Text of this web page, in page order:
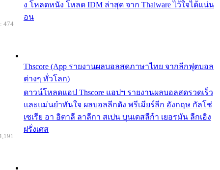
ง โหลดหนัง โหลด IDM ล่าสุด จาก Thaiware ไว้ใจได้แน่น
อน
Thscore (App รายงานผลบอลสดภาษาไทย จากลีกฟุตบอล
ต่างๆ ทั่วโลก)
ดาวน์โหลดแอป Thscore แอปฯ รายงานผลบอลสดรวดเร็ว
และแม่นยำทันใจ ผลบอลลีกดัง พรีเมียร์ลีก อังกฤษ กัลโช่
เซเรีย อา อิตาลี ลาลีกา สเปน บุนเดสลีก้า เยอรมัน ลีกเอิง
ฝรั่งเศส
474